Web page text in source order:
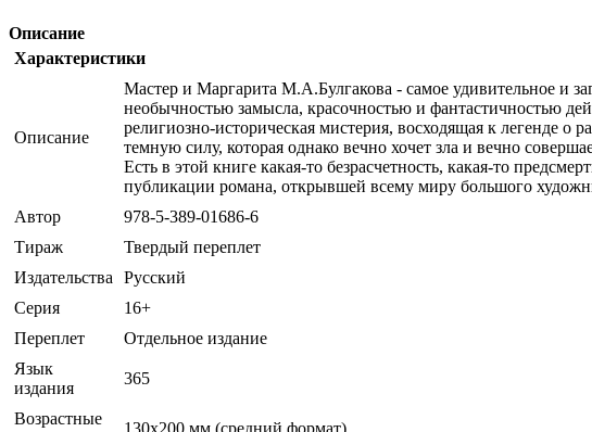
Описание
Характеристики
Описание
Мастер и Маргарита М.А.Булгакова - самое удивительное и
необычностью замысла, красочностью и фантастичностью
религиозно-историческая мистерия, восходящая к легенде
темную силу, которая однако вечно хочет зла и вечно
Есть в этой книге какая-то безрасчетность, какая-то
публикации романа, открывшей всему миру большого
Автор
978-5-389-01686-6
Тираж
Твердый переплет
Издательства
Русский
Серия
16+
Переплет
Отдельное издание
Язык
издания
365
Возрастные
130х200 мм (средний формат)